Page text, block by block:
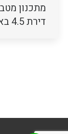
מתכנון
דירת 4.5 באשדוד